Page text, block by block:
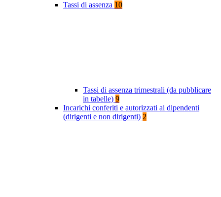
Tassi di assenza 10
Tassi di assenza trimestrali (da pubblicare
in tabelle) 9
Incarichi conferiti e autorizzati ai dipendenti
(dirigenti e non dirigenti) 2